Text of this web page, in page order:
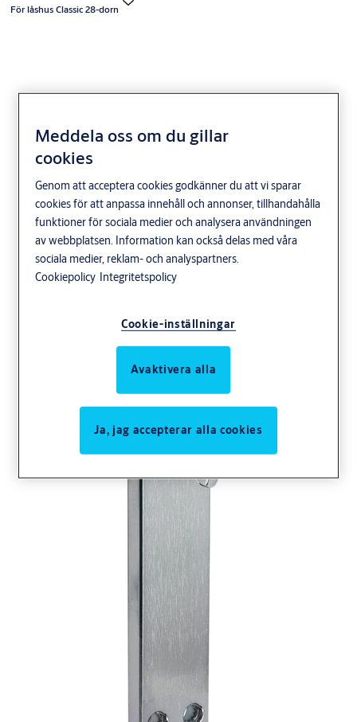
För låshus Classic 28-dorn
Vredskylt S3
Meddela oss om du gillar
cookies
Genom att acceptera cookies godkänner du att vi sparar
cookies för att anpassa innehåll och annonser, tillhandahålla
funktioner för sociala medier och analysera användningen
av webbplatsen. Information kan också delas med våra
sociala medier, reklam- och analyspartners.
Cookiepolicy Integritetspolicy
Cookie-inställningar
Avaktivera alla
Ja, jag accepterar alla cookies